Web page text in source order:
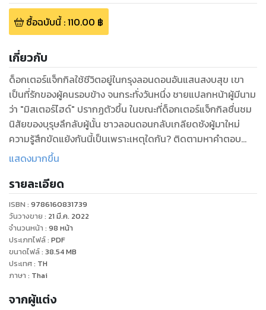
ซื้อฉบับนี้:110.00 ฿
เกี่ยวกับ
ด็อกเตอร์แจ็กกิลใช้ชีวิตอยู่ในกรุงลอนดอนอันแสนสงบสุข เขา
เป็นที่รักของผู้คนรอบข้าง จนกระทั่งวันหนึ่ง ชายแปลกหน้าผู้มีนาม
ว่า "มิสเตอร์ไฮด์" ปรากฏตัวขึ้น ในขณะที่ด็อกเตอร์แจ็กกิลชื่นชม
นิสัยของบุรุษลึกลับผู้นั้น ชาวลอนดอนกลับเกลียดชังผู้มาใหม่
ความรู้สึกขัดแย้งกันนี้เป็นเพราะเหตุใดกัน? ติดตามหาคำตอบ
แสดงมากขึ้น
รายละเอียด
ISBN : 9786160831739
วันวางขาย : 21 มี.ค. 2022
จำนวนหน้า : 98 หน้า
ประเภทไฟล์: PDF
ขนาดไฟล์: 38.54MB
ประเทศ: TH
ภาษา : Thai
จากผู้แต่ง